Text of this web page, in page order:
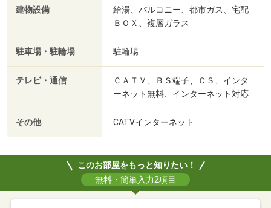
建物設備
給湯、バルコニー、都市ガス、宅配
ＢＯＸ、複層ガラス
駐車場・駐輪場 駐輪場
テレビ・通信
ＣＡＴＶ、ＢＳ端子、ＣＳ、インタ
ーネット無料、インターネット対応
その他 CATVインターネット
このお部屋をもっと知りたい！
無料・簡単入力2項目